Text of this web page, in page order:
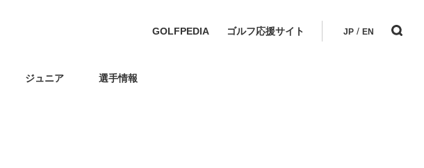
GOLFPEDIA ゴルフ応援サイト JP / EN
ジュニア 選手情報